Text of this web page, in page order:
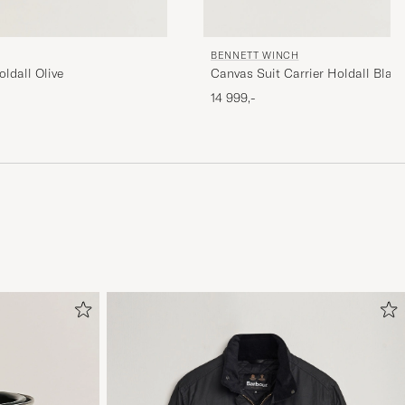
Olive
BENNETT WINCH
Canvas Suit Carrier Holdall Black
14 999,-